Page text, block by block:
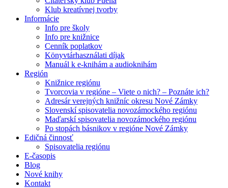
Klub kreatívnej tvorby
Informácie
Info pre školy
Info pre knižnice
Cenník poplatkov
Könyvtárhasználati díjak
Manuál k e-knihám a audioknihám
Región
Knižnice regiónu
Tvorcovia v regióne – Viete o nich? – Poznáte ich?
Adresár verejných knižníc okresu Nové Zámky
Slovenskí spisovatelia novozámockého regiónu
Maďarskí spisovatelia novozámockého regiónu
Po stopách básnikov v regióne Nové Zámky
Edičná činnosť
Spisovatelia regiónu
E-časopis
Blog
Nové knihy
Kontakt